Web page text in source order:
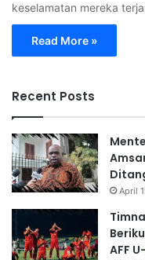
keselamatan mereka
Read More »
Recent Posts
April
AFF